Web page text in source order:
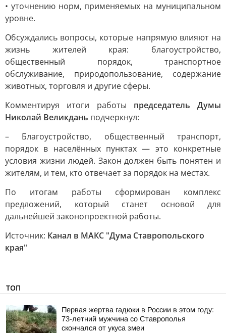
• уточнению норм, применяемых на муниципальном
уровне.
Обсуждались вопросы, которые напрямую влияют на
жизнь жителей края: благоустройство,
общественный порядок, транспортное
обслуживание, природопользование, содержание
животных, торговля и другие сферы.
Комментируя итоги работы председатель Думы
Николай Великдань подчеркнул:
– Благоустройство, общественный транспорт,
порядок в населённых пунктах — это конкретные
условия жизни людей. Закон должен быть понятен и
жителям, и тем, кто отвечает за порядок на местах.
По итогам работы сформирован комплекс
предложений, который станет основой для
дальнейшей законопроектной работы.
Источник: Канал в МАКС "Дума Ставропольского
края"
ТОП
Первая жертва гадюки в России в этом году:
73-летний мужчина со Ставрополья
скончался от укуса змеи